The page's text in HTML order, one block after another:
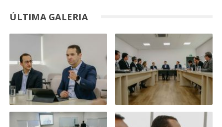
ÚLTIMA GALERIA